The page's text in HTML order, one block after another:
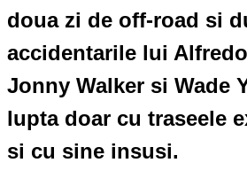
doua zi de off-road si
accidentarile lui
Jonny Walker si Wade
lupta doar cu traseele
si cu sine insusi.